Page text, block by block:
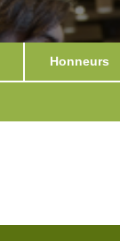
Honneurs